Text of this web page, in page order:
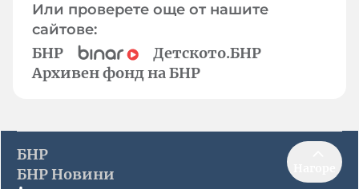
Или проверете още от нашите
сайтове:
БНР
Детското.БНР
Архивен фонд на БНР
БНР
БНР Новини